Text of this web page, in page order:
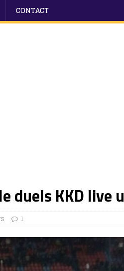
CONTACT
duels KKD live
1